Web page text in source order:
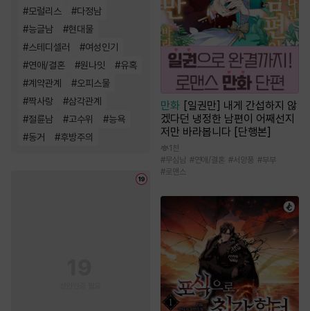
#모럴리스 #다정남
#능글남 #현대물
#스테디셀러 #여성인기
#연애/결혼 #원나잇 #유혹
#계약관계 #오피스물
#짝사랑 #삼각관계
#절륜남 #고수위 #능욕
#동거 #후방주의
만화
[일권만] 내게 간섭하지 않
겠다던 냉정한 남편이 어째선지
저만 바라봅니다 [단행본]
1천
#무심남 #연애/결혼 #서양풍 #부부
#로맨스